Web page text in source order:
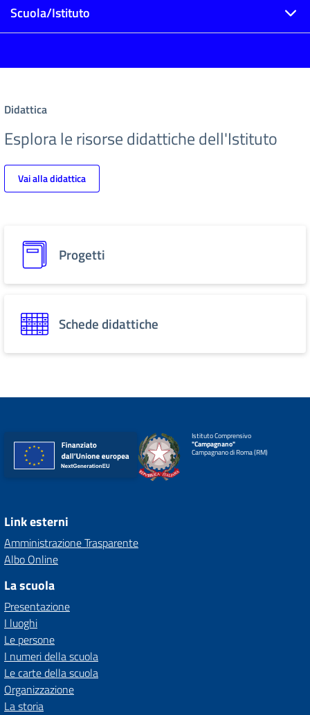
Scuola/Istituto
Didattica
Esplora le risorse didattiche dell'Istituto
Vai alla didattica
Progetti
Schede didattiche
Istituto Comprensivo
"Campagnano"
Campagnano di Roma (RM)
Link esterni
Amministrazione Trasparente
Albo Online
La scuola
Presentazione
I luoghi
Le persone
I numeri della scuola
Le carte della scuola
Organizzazione
La storia